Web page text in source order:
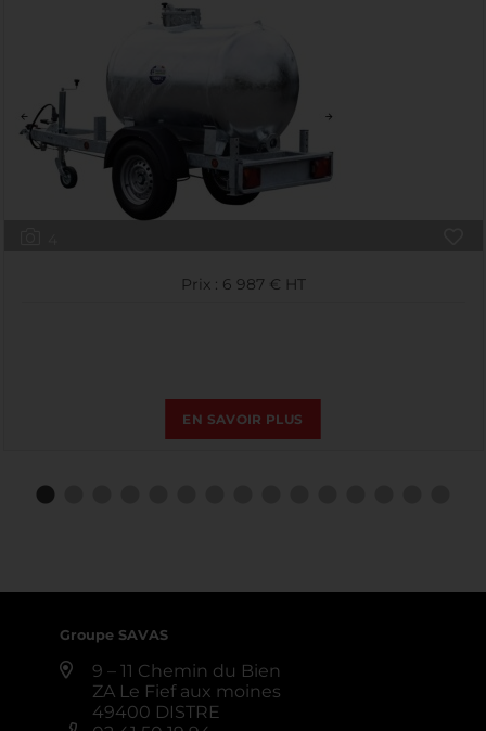
Prix : 6 987 € HT
EN SAVOIR PLUS
Groupe SAVAS
9 – 11 Chemin du Bien
ZA Le Fief aux moines
49400 DISTRE